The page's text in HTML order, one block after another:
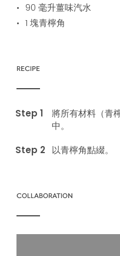
90 毫升薑味汽水
1 塊青檸角
RECIPE
將所有材料（青
中。
以青檸角點綴。
COLLABORATION